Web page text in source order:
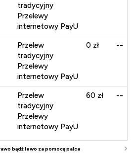
tradycyjny
Przelewy
internetowy PayU
Przelew
tradycyjny
Przelewy
internetowy PayU
0 zł --
Przelew
tradycyjny
Przelewy
internetowy PayU
60 zł --